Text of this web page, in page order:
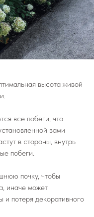
высота живой
все побеги, что
вами
в стороны, внутрь
побеги.
почку, чтобы
иначе может
и потеря декоративного